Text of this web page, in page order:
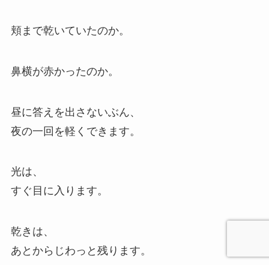
頬まで乾いていたのか。
鼻横が赤かったのか。
昼に答えを出さないぶん、
夜の一回を軽くできます。
光は、
すぐ目に入ります。
乾きは、
あとからじわっと残ります。